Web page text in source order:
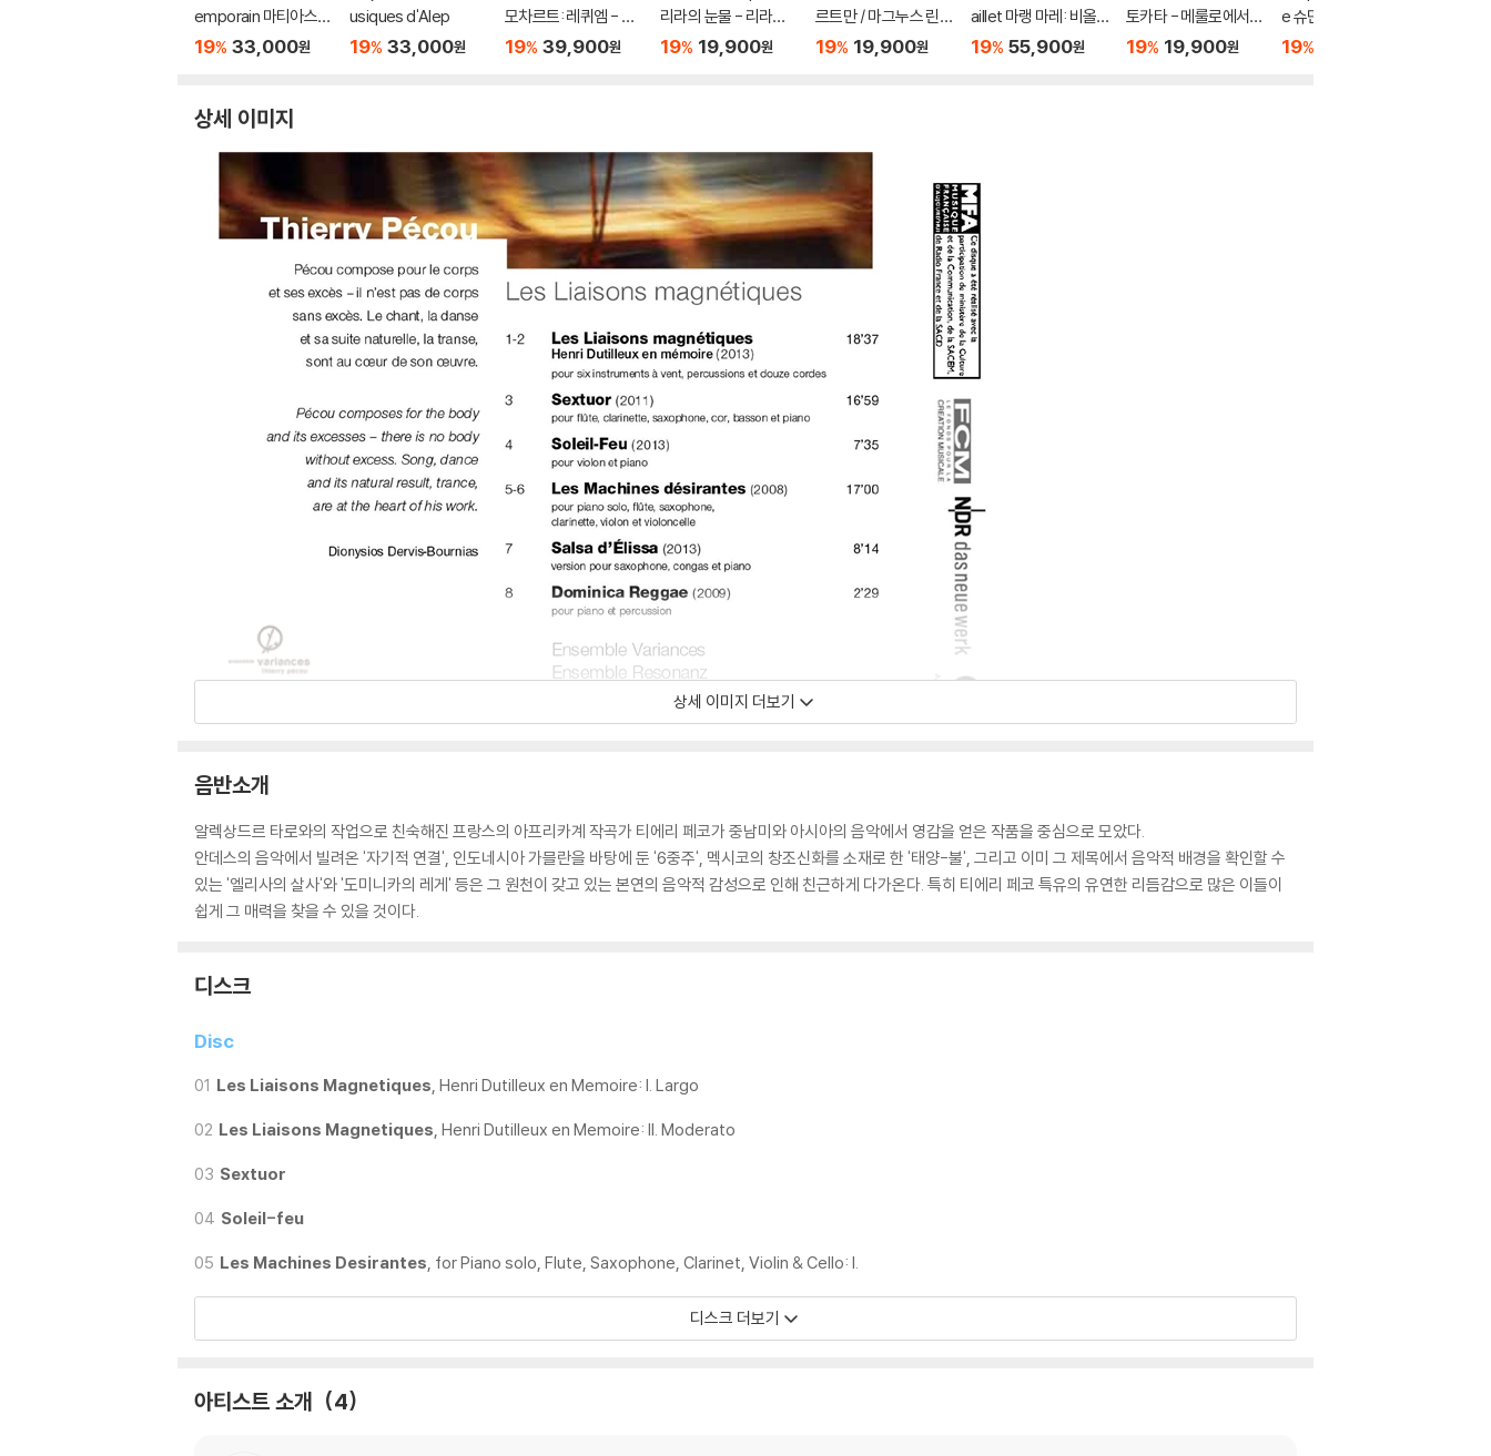
emporain 마티아스
핀처: 베레쉬트 [태초
19% 33,000원
usiques d'Alep
19% 33,000원
모차르트: 레퀴엠 - 테
오도르 쿠렌치스 (Moz
19% 39,900원
리라의 눈물 - 리라와
비올로 연주하는 다울
19% 19,900원
르트만 / 마그누스 린드
베리: 클라리넷 협주곡
19% 19,900원
aillet 마랭 마레: 비올
라 다 감바 작품집 2권
19% 55,900원
토카타 - 메룰로에서
바흐까지 (Toccata fr
19% 19,900원
e 슈만: 교향곡 2, 4번
(Schumann: Symph
19%
상세 이미지
상세 이미지 더보기
음반소개
알렉상드르 타로와의 작업으로 친숙해진 프랑스의 아프리카계 작곡가 티에리 페코가 중남미와 아시아의 음악에서 영감을 얻은 작품을 중심으로 모았다.
안데스의 음악에서 빌려온 '자기적 연결', 인도네시아 가믈란을 바탕에 둔 '6중주', 멕시코의 창조신화를 소재로 한 '태양-불', 그리고 이미 그 제목에서 음악적 배경을 확인할 수
있는 '엘리사의 살사'와 '도미니카의 레게' 등은 그 원천이 갖고 있는 본연의 음악적 감성으로 인해 친근하게 다가온다. 특히 티에리 페코 특유의 유연한 리듬감으로 많은 이들이
쉽게 그 매력을 찾을 수 있을 것이다.
디스크
Disc
01 Les Liaisons Magnetiques, Henri Dutilleux en Memoire: I. Largo
02 Les Liaisons Magnetiques, Henri Dutilleux en Memoire: II. Moderato
03 Sextuor
04 Soleil-feu
05 Les Machines Desirantes, for Piano solo, Flute, Saxophone, Clarinet, Violin & Cello: I.
디스크 더보기
아티스트 소개 4